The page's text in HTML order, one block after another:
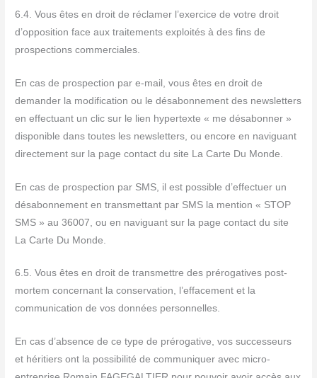
6.4. Vous êtes en droit de réclamer l’exercice de votre droit
d’opposition face aux traitements exploités à des fins de
prospections commerciales.
En cas de prospection par e-mail, vous êtes en droit de
demander la modification ou le désabonnement des newsletters
en effectuant un clic sur le lien hypertexte « me désabonner »
disponible dans toutes les newsletters, ou encore en naviguant
directement sur la page contact du site La Carte Du Monde.
En cas de prospection par SMS, il est possible d’effectuer un
désabonnement en transmettant par SMS la mention « STOP
SMS » au 36007, ou en naviguant sur la page contact du site
La Carte Du Monde.
6.5. Vous êtes en droit de transmettre des prérogatives post-
mortem concernant la conservation, l’effacement et la
communication de vos données personnelles.
En cas d’absence de ce type de prérogative, vos successeurs
et héritiers ont la possibilité de communiquer avec micro-